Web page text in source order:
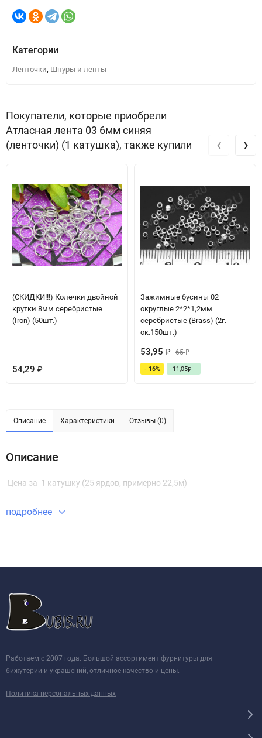
Категории
Ленточки, Шнуры и ленты
Покупатели, которые приобрели
Атласная лента 03 6мм синяя
(ленточки) (1 катушка), также купили
(СКИДКИ!!!) Колечки двойной
крутки 8мм серебристые
(Iron) (50шт.)
54,29 ₽
Зажимные бусины 02
округлые 2*2*1,2мм
серебристые (Brass) (2г.
ок.150шт.)
53,95 ₽ 65₽
- 16% 11,05₽
‹ ›
Описание Характеристики Отзывы (0)
Описание
Цена за 1 катушку (25 ярдов, примерно 22,5м)
подробнее
Работаем с 2007 года. Большой ассортимент фурнитуры для
бижутерии и украшений, отличное качество и цены.
Политика персональных данных